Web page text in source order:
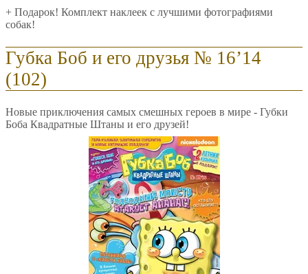
+ Подарок! Комплект наклеек с лучшими фотографиями
собак!
Губка Боб и его друзья № 16’14
(102)
Новые приключения самых смешных героев в мире - Губки
Боба Квадратные Штаны и его друзей!